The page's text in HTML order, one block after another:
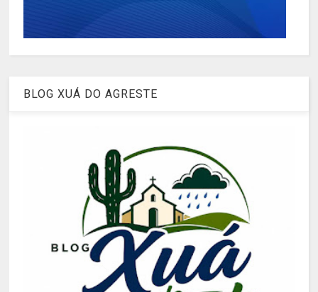
BLOG XUÁ DO AGRESTE